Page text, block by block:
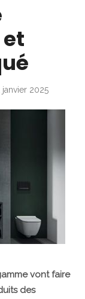
janvier 2025
vont faire
des